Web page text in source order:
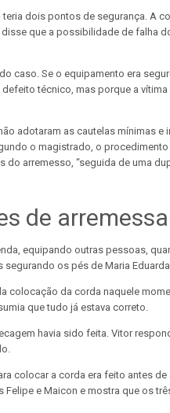
dois pontos de segurança. A
que a possibilidade de falha
caso. Se o equipamento era
técnico, mas porque a
adotaram as cautelas mínimas e
o magistrado, o
arremesso, “seguida de uma
de
equipando outras pessoas,
os pés de Maria Eduarda.
colocação da corda naquele
que tudo já estava correto.
havia sido feita. Vitor
colocar a corda era feito antes de
e Maicon e mostra que os